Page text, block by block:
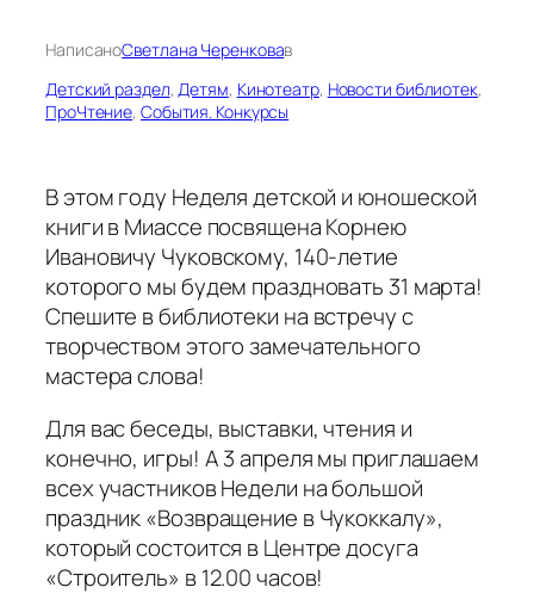
НаписаноСветлана Черенковав
Детский раздел, Детям, Кинотеатр, Новости библиотек
ПроЧтение, События. Конкурсы
В этом году Неделя детской и юношеской
книги в Миассе посвящена Корнею
Ивановичу Чуковскому, 140-летие
которого мы будем праздновать 31 марта!
Спешите в библиотеки на встречу с
творчеством этого замечательного
мастера слова!
Для вас беседы, выставки, чтения и
конечно, игры! А 3 апреля мы приглашаем
всех участников Недели на большой
праздник «Возвращение в Чукоккалу»,
который состоится в Центре досуга
«Строитель» в 12.00 часов!